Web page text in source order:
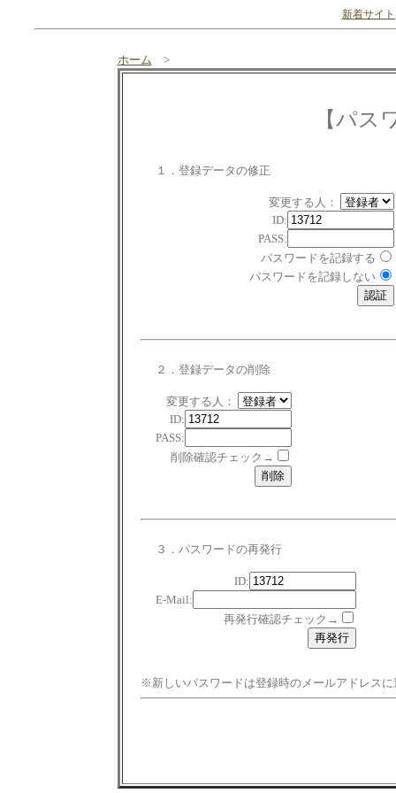
新着サイト
ホーム >
【パス
１．登録データの修正
変更する人：
ID:
PASS:
パスワードを記録する
パスワードを記録しない
２．登録データの削除
変更する人：
ID:
PASS:
削除確認チェック→
３．パスワードの再発行
ID:
E-Mail:
再発行確認チェック→
※新しいパスワードは登録時のメールアドレスに